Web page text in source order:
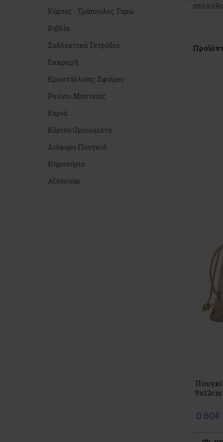
Κάρτες - Τράπουλες Ταρώ
Βιβλία
Συλλεκτικά Τετράδια
Εκκρεμή
Κρυστάλλινες Σφαίρες
Ρούνοι Μαντείας
Κεριά
Κέρινα Ομοιώματα
Διάφορα Πουγκιά
Κηροπήγια
Αξεσουάρ
από
9x12cm
0.60€